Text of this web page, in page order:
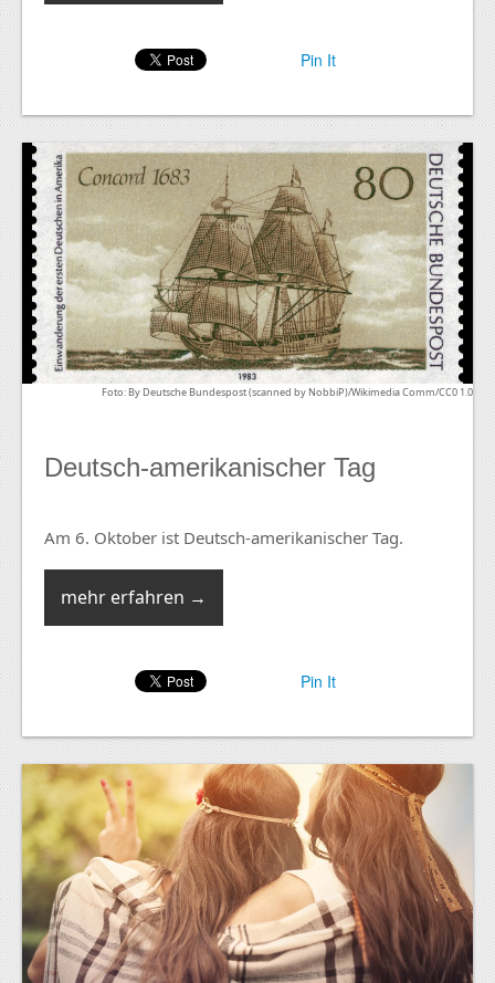
Pin It
Foto: By Deutsche Bundespost (scanned by NobbiP)/Wikimedia Comm/CC0 1.0
Deutsch-amerikanischer Tag
Am 6. Oktober ist Deutsch-amerikanischer Tag.
mehr erfahren →
Pin It